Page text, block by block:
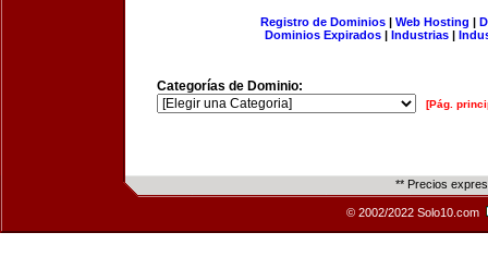
Registro de Dominios| Web Hosting |
Dominios Expirados | Industrias |
Categorías de Dominio:
[Pág.
** Precios
© 2002/2022 Solo10.com